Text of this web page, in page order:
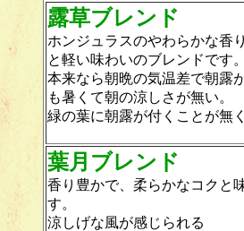
露草ブレンド
ホンジュラスのやわらかな香
と軽い味わいのブレンドです。
本来なら朝晩の気温差で朝露
も暑くて朝の涼しさが無い。
緑の葉に朝露が付くことが無
葉月ブレンド
香り豊かで、柔らかなコクと
す。
涼しげな風が感じられる